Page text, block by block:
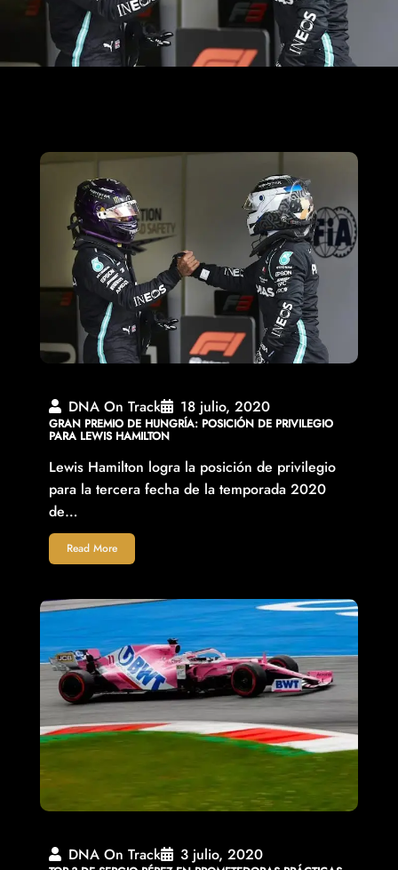
DNA On Track 18 julio, 2020
GRAN PREMIO DE HUNGRÍA: POSICIÓN DE PRIVILEGIO
PARA LEWIS HAMILTON
Lewis Hamilton logra la posición de privilegio
para la tercera fecha de la temporada 2020
de…
Read More
DNA On Track 3 julio, 2020